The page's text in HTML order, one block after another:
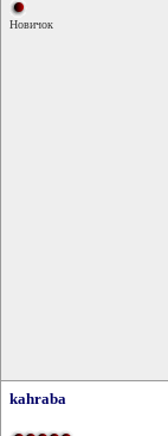
Новичок
kahraba